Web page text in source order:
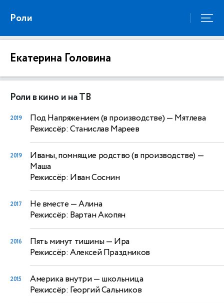
Роли
Екатерина Головина
Роли в кино и на ТВ
2019 Под Напряжением (в производстве) — Мятлева
Режиссёр: Станислав Мареев
2019 Иваны, помнящие родство (в производстве) —
Маша
Режиссёр: Иван Соснин
2017 Не вместе— Алина
Режиссёр: Вартан Акопян
2016 Пять минут тишины— Ира
Режиссёр: Алексей Праздников
2015 Америка внутри— школьница
Режиссёр: Георгий Сальников